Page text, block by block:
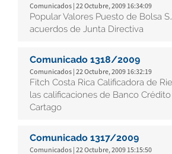
Comunicados | 22 Octubre, 2009 16:34:09
Popular Valores Puesto de Bolsa
acuerdos de Junta Directiva
Comunicado 1318/2009
Comunicados | 22 Octubre, 2009 16:32:19
Fitch Costa Rica Calificadora de
las calificaciones de Banco
Cartago
Comunicado 1317/2009
Comunicados | 22 Octubre, 2009 15:15:50